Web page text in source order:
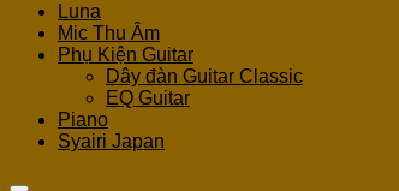
Luna
Mic Thu Âm
Phụ Kiện Guitar
Dây đàn Guitar Classic
EQ Guitar
Piano
Syairi Japan